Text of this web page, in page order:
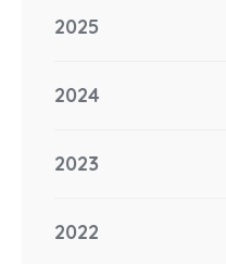
2025
2024
2023
2022